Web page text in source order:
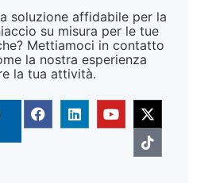
soluzione affidabile per la
su misura per le tue
Mettiamoci in contatto
la nostra esperienza
la tua attività.